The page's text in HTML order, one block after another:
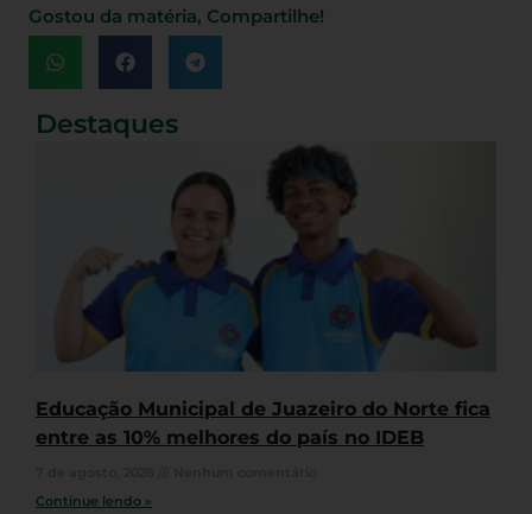
Gostou da matéria, Compartilhe!
Destaques
Educação Municipal de Juazeiro do Norte fica
entre as 10% melhores do país no IDEB
Continue lendo »